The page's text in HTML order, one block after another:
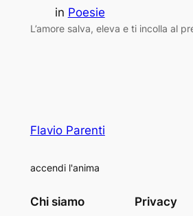
in Poesie
L’amore salva, eleva e ti incolla al
Flavio Parenti
accendi l'anima
Chi siamo Privacy